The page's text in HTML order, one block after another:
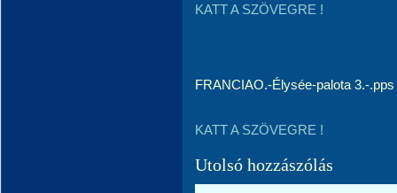
KATT A SZÖVEGRE !
FRANCIAO.-Élysée-palota 3.-.pps
KATT A SZÖVEGRE !
Utolsó hozzászólás